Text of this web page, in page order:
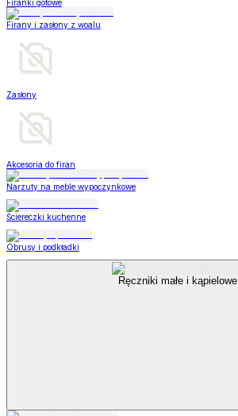
Firanki gotowe
Firany i zasłony z woalu
Zasłony
Akcesoria do firan
Narzuty na meble wypoczynkowe
Ściereczki kuchenne
Obrusy i podkładki
Ręczniki małe i kąpielowe